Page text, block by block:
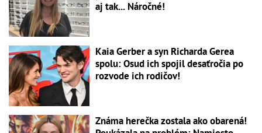
aj tak... Náročné!
Kaia Gerber a syn Richarda Gerea
spolu: Osud ich spojil desaťročia po
rozvode ich rodičov!
Známa herečka zostala ako obarená!